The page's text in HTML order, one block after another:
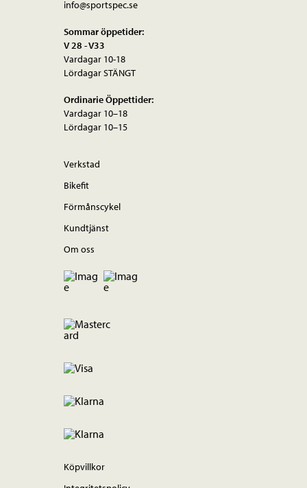
info@sportspec.se
Sommar öppetider:
V 28 - V33
Vardagar 10-18
Lördagar STÄNGT
Ordinarie Öppettider:
Vardagar 10–18
Lördagar 10–15
Verkstad
Bikefit
Förmånscykel
Kundtjänst
Om oss
Köpvillkor